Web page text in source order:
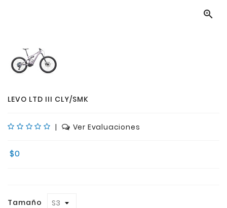

LEVO LTD III CLY/SMK
| Ver Evaluaciones
$0
Tamaño